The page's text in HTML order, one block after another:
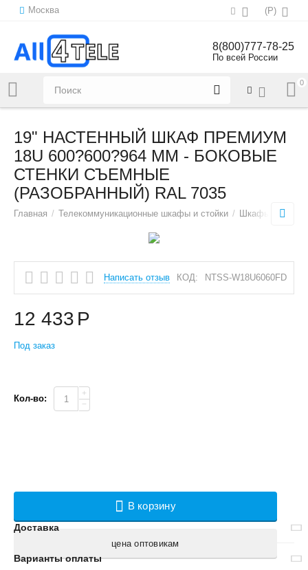
Москва (Р)
Напишите нам:sales@all4tele.com
8(800)777-78-25
По всей России
0
19" НАСТЕННЫЙ ШКАФ ПРЕМИУМ
18U 600?600?964 ММ - БОКОВЫЕ
СТЕНКИ СЪЕМНЫЕ
(РАЗОБРАННЫЙ) RAL 7035
Главная / Телекоммуникационные шкафы и стойки / Шкафы
Написать отзыв КОД: NTSS-W18U6060FD
12 433 Р
Под заказ
Кол-во:
+
−
В корзину
цена оптовикам
Доставка
Варианты оплаты